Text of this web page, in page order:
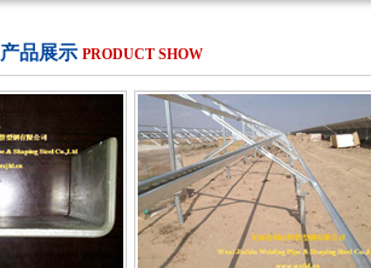
产品展示 PRODUCT SHOW